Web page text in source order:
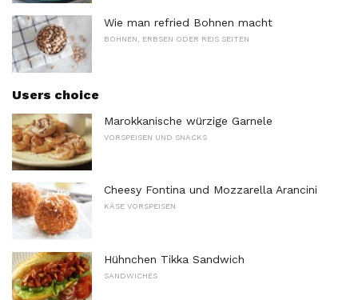
Wie man refried Bohnen macht
BOHNEN, ERBSEN ODER REIS SEITEN
Users choice
Marokkanische würzige Garnele
VORSPEISEN UND SNACKS
Cheesy Fontina und Mozzarella Arancini
KÄSE VORSPEISEN
Hühnchen Tikka Sandwich
SANDWICHES